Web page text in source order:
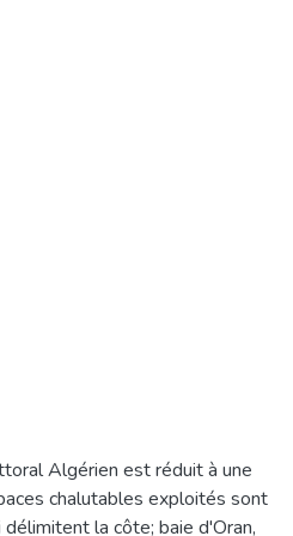
Algérien est réduit à une
chalutables exploités sont
la côte; baie d'Oran,